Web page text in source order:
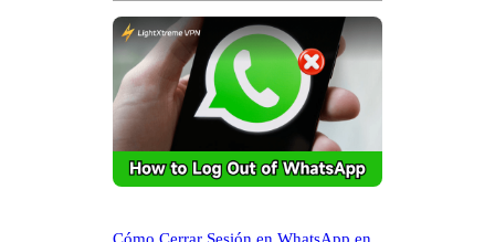
Cómo Cerrar Sesión en WhatsApp en